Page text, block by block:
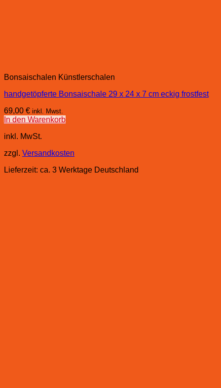
Bonsaischalen Künstlerschalen
handgetöpferte Bonsaischale 29 x 24 x 7 cm eckig frostfest
69,00 € inkl. Mwst.
In den Warenkorb
inkl. MwSt.
zzgl. Versandkosten
Lieferzeit: ca. 3 Werktage Deutschland